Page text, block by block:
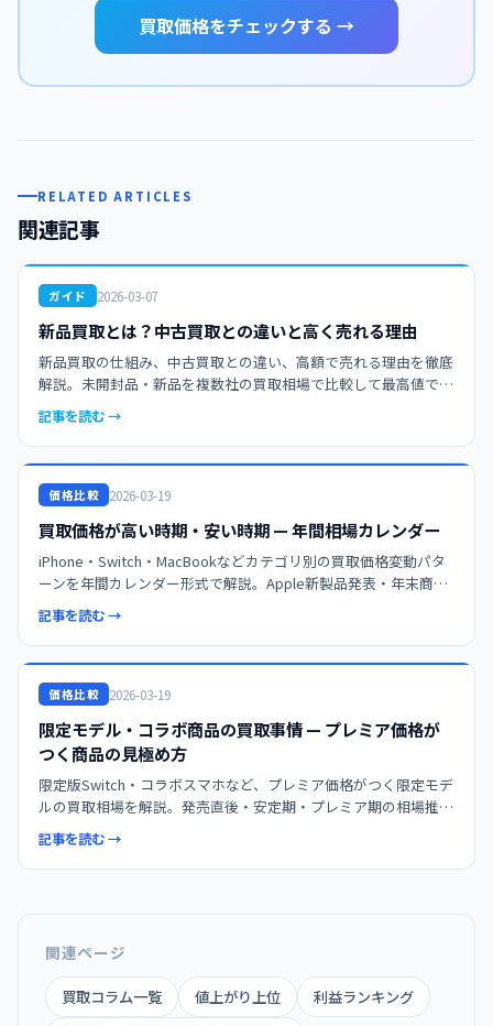
買取価格をチェックする →
RELATED ARTICLES
関連記事
ガイド 2026-03-07
新品買取とは？中古買取との違いと高く売れる理由
新品買取の仕組み、中古買取との違い、高額で売れる理由を徹底
解説。未開封品・新品を複数社の買取相場で比較して最高値で売
却しましょう。せどり・転売初心者にもおすすめの完全ガイド。
記事を読む →
価格比較 2026-03-19
買取価格が高い時期・安い時期 — 年間相場カレンダー
iPhone・Switch・MacBookなどカテゴリ別の買取価格変動パタ
ーンを年間カレンダー形式で解説。Apple新製品発表・年末商
戦・新生活シーズンの相場の動きと、最も高く売れる売り時を紹
介。
記事を読む →
価格比較 2026-03-19
限定モデル・コラボ商品の買取事情 — プレミア価格が
つく商品の見極め方
限定版Switch・コラボスマホなど、プレミア価格がつく限定モデ
ルの買取相場を解説。発売直後・安定期・プレミア期の相場推移
パターン、見極め方のポイント、偽物・並行輸入品のリスクまで
徹底解説。
記事を読む →
関連ページ
買取コラム一覧 値上がり上位
利益ランキング